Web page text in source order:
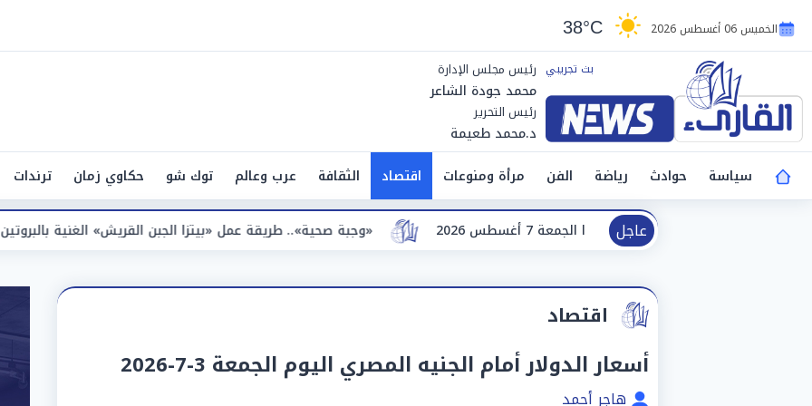
الخميس 06 أغسطس 2026 38°C
رئيس مجلس الإدارة
محمد جودة الشاعر
رئيس التحرير
د.محمد طعيمة
سياسة
حوادث رياضة الفن مرأة ومنوعات اقتصاد الثقافة عرب وعالم توك شو حكاوي زمان ترندات
عاجل
«أجواء «وجبة صحية».. طريقة عمل «بيتزا الجبن القريش» الغنية بالبروتين
اقتصاد
أسعار الدولار أمام الجنيه المصري اليوم الجمعة 3-7-2026
هاجر أحمد